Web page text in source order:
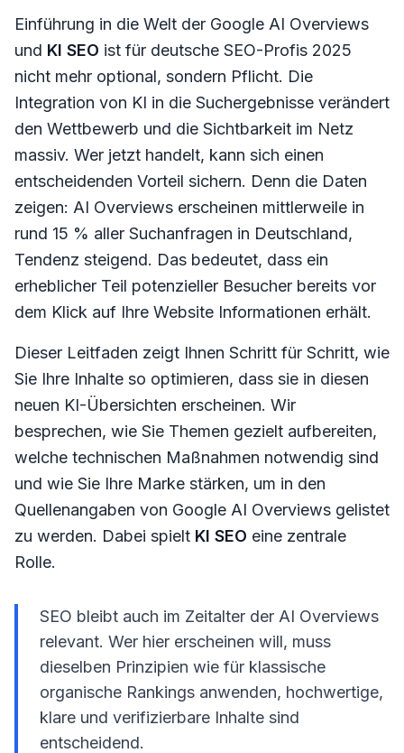
Einführung in die Welt der Google AI Overviews
und KI SEO ist für deutsche SEO-Profis 2025
nicht mehr optional, sondern Pflicht. Die
Integration von KI in die Suchergebnisse verändert
den Wettbewerb und die Sichtbarkeit im Netz
massiv. Wer jetzt handelt, kann sich einen
entscheidenden Vorteil sichern. Denn die Daten
zeigen: AI Overviews erscheinen mittlerweile in
rund 15 % aller Suchanfragen in Deutschland,
Tendenz steigend. Das bedeutet, dass ein
erheblicher Teil potenzieller Besucher bereits vor
dem Klick auf Ihre Website Informationen erhält.
Dieser Leitfaden zeigt Ihnen Schritt für Schritt, wie
Sie Ihre Inhalte so optimieren, dass sie in diesen
neuen KI-Übersichten erscheinen. Wir
besprechen, wie Sie Themen gezielt aufbereiten,
welche technischen Maßnahmen notwendig sind
und wie Sie Ihre Marke stärken, um in den
Quellenangaben von Google AI Overviews gelistet
zu werden. Dabei spielt KI SEO eine zentrale
Rolle.
SEO bleibt auch im Zeitalter der AI Overviews
relevant. Wer hier erscheinen will, muss
dieselben Prinzipien wie für klassische
organische Rankings anwenden, hochwertige,
klare und verifizierbare Inhalte sind
entscheidend.